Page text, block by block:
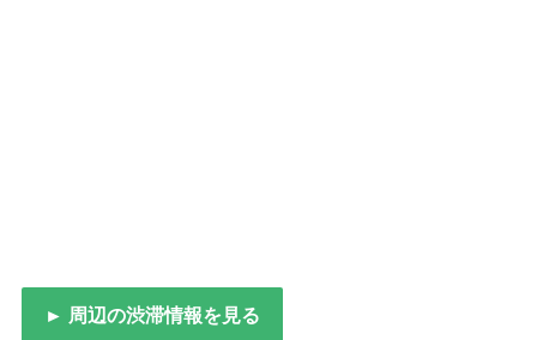
► 周辺の渋滞情報を見る